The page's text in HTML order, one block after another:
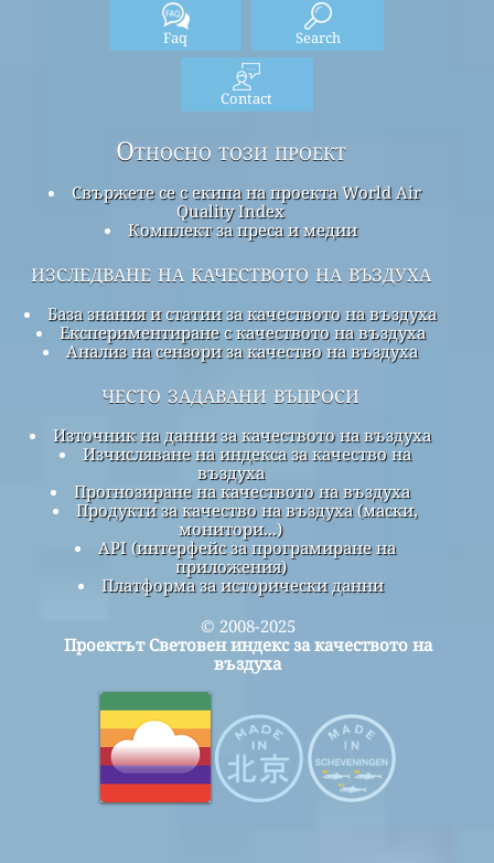
Faq Search
Contact
Относно този проект
Свържете се с екипа на проекта World Air
Quality Index
Комплект за преса и медии
изследване на качеството на въздуха
База знания и статии за качеството на въздуха
Експериментиране с качеството на въздуха
Анализ на сензори за качество на въздуха
често задавани въпроси
Източник на данни за качеството на въздуха
Изчисляване на индекса за качество на
въздуха
Прогнозиране на качеството на въздуха
Продукти за качество на въздуха (маски,
монитори...)
API (интерфейс за програмиране на
приложения)
Платформа за исторически данни
© 2008-2025
Проектът Световен индекс за качеството на
въздуха